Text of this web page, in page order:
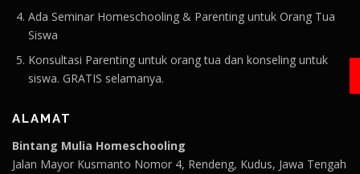
Ada Seminar Homeschooling & Parenting untuk Orang Tua
Siswa
Konsultasi Parenting untuk orang tua dan konseling untuk
siswa. GRATIS selamanya.
ALAMAT
Bintang Mulia Homeschooling
Jalan Mayor Kusmanto Nomor 4, Rendeng, Kudus, Jawa Tengah